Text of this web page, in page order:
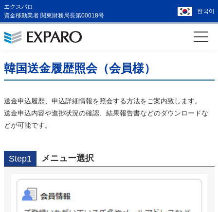
エクスパロ
資金移動業者 関東財務局長第00018号
한국어
韓国送金履歴照会（会員様）
送金申込履歴、申込詳細情報を照会する方法をご案内致します。
送金申込内容や進捗状況の確認、結果報告書などのダウンロードな
どが可能です。
Step1 メニュー選択